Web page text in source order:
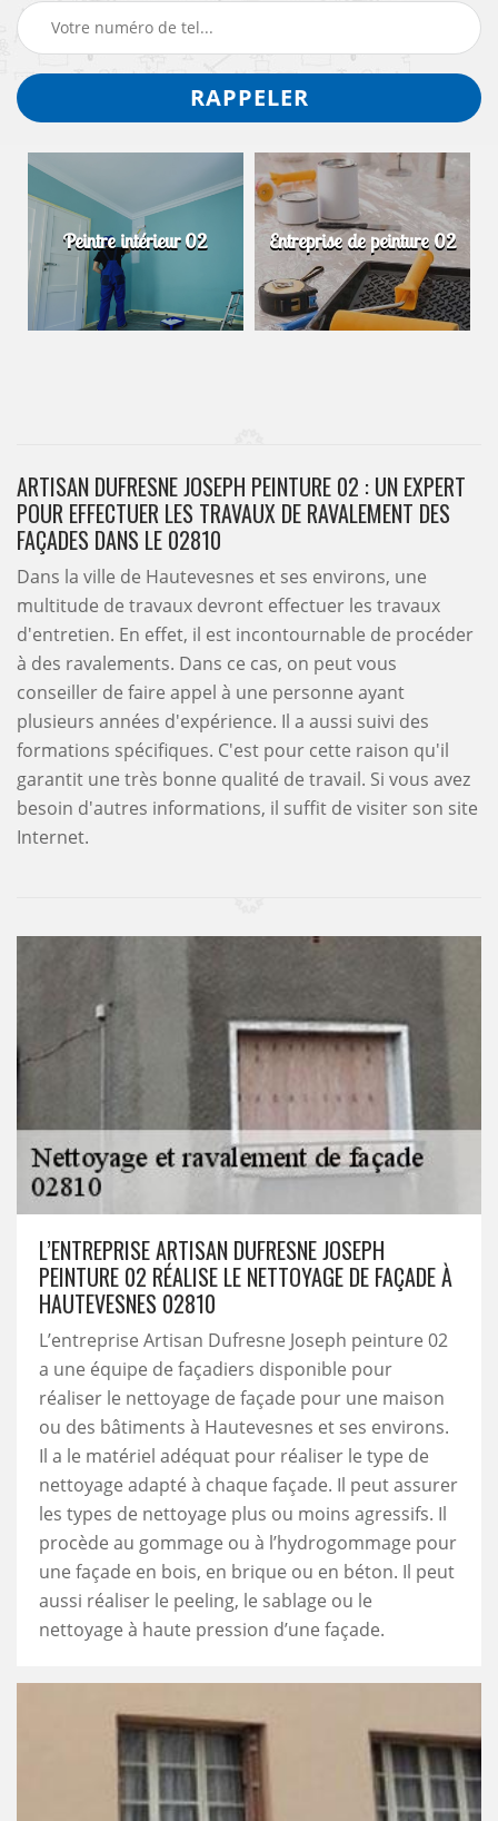
Peintre intérieur 02 Entreprise de peinture 02
ARTISAN DUFRESNE JOSEPH PEINTURE 02 : UN EXPERT
POUR EFFECTUER LES TRAVAUX DE RAVALEMENT DES
FAÇADES DANS LE 02810
Dans la ville de Hautevesnes et ses environs, une
multitude de travaux devront effectuer les travaux
d'entretien. En effet, il est incontournable de procéder
à des ravalements. Dans ce cas, on peut vous
conseiller de faire appel à une personne ayant
plusieurs années d'expérience. Il a aussi suivi des
formations spécifiques. C'est pour cette raison qu'il
garantit une très bonne qualité de travail. Si vous avez
besoin d'autres informations, il suffit de visiter son site
Internet.
L’ENTREPRISE ARTISAN DUFRESNE JOSEPH
PEINTURE 02 RÉALISE LE NETTOYAGE DE FAÇADE À
HAUTEVESNES 02810
L’entreprise Artisan Dufresne Joseph peinture 02
a une équipe de façadiers disponible pour
réaliser le nettoyage de façade pour une maison
ou des bâtiments à Hautevesnes et ses environs.
Il a le matériel adéquat pour réaliser le type de
nettoyage adapté à chaque façade. Il peut assurer
les types de nettoyage plus ou moins agressifs. Il
procède au gommage ou à l’hydrogommage pour
une façade en bois, en brique ou en béton. Il peut
aussi réaliser le peeling, le sablage ou le
nettoyage à haute pression d’une façade.